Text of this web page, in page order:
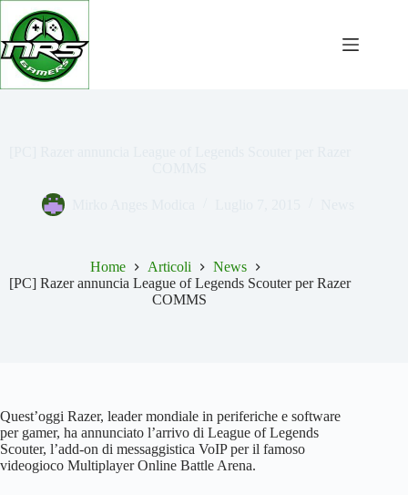
Salta
contenuto
Home Articoli
News
[PC] Razer annuncia League of Legends Scouter per Razer
COMMS
Quest’oggi Razer, leader mondiale in periferiche e software
per gamer, ha annunciato l’arrivo di League of Legends
Scouter, l’add-on di messaggistica VoIP per il famoso
videogioco Multiplayer Online Battle Arena.